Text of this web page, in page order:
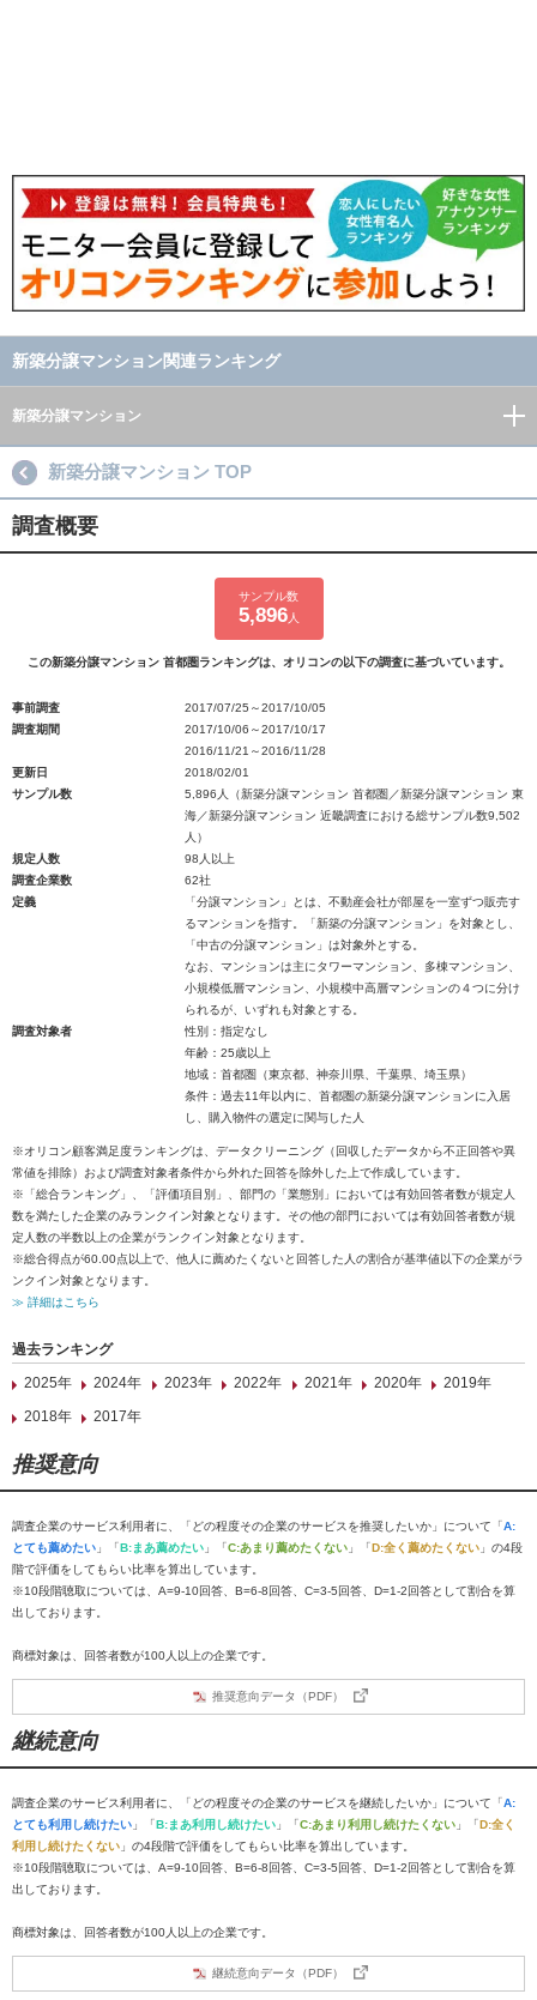
新築分譲マンション関連ランキング
新築分譲マンション
新築分譲マンション TOP
調査概要
サンプル数
5,896人
この新築分譲マンション 首都圏ランキングは、オリコンの以下の調査に基づいています。
事前調査
2017/07/25～2017/10/05
調査期間
2017/10/06～2017/10/17
2016/11/21～2016/11/28
更新日
2018/02/01
サンプル数
5,896人（新築分譲マンション 首都圏／新築分譲マンション 東
海／新築分譲マンション 近畿調査における総サンプル数9,502
人）
規定人数
98人以上
調査企業数
62社
定義
「分譲マンション」とは、不動産会社が部屋を一室ずつ販売す
るマンションを指す。「新築の分譲マンション」を対象とし、
「中古の分譲マンション」は対象外とする。
なお、マンションは主にタワーマンション、多棟マンション、
小規模低層マンション、小規模中高層マンションの４つに分け
られるが、いずれも対象とする。
調査対象者
性別：指定なし
年齢：25歳以上
地域：首都圏（東京都、神奈川県、千葉県、埼玉県）
条件：過去11年以内に、首都圏の新築分譲マンションに入居
し、購入物件の選定に関与した人
※オリコン顧客満足度ランキングは、データクリーニング（回収したデータから不正回答や異
常値を排除）および調査対象者条件から外れた回答を除外した上で作成しています。
※「総合ランキング」、「評価項目別」、部門の「業態別」においては有効回答者数が規定人
数を満たした企業のみランクイン対象となります。その他の部門においては有効回答者数が規
定人数の半数以上の企業がランクイン対象となります。
※総合得点が60.00点以上で、他人に薦めたくないと回答した人の割合が基準値以下の企業がラ
ンクイン対象となります。
≫ 詳細はこちら
過去ランキング
2025年
2024年 2023年 2022年 2021年 2020年
2019年
2018年
2017年
推奨意向
調査企業のサービス利用者に、「どの程度その企業のサービスを推奨したいか」について「A:
とても薦めたい 」「B:まあ薦めたい 」「C:あまり薦めたくない 」「D:全く薦めたくない 」の4段
階で評価をしてもらい比率を算出しています。
※10段階聴取については、A=9-10回答、B=6-8回答、C=3-5回答、D=1-2回答として割合を算
出しております。
商標対象は、回答者数が100人以上の企業です。
推奨意向データ（PDF）
継続意向
調査企業のサービス利用者に、「どの程度その企業のサービスを継続したいか」について「A:
とても利用し続けたい 」「B:まあ利用し続けたい 」「C:あまり利用し続けたくない 」「D:全く
利用し続けたくない 」の4段階で評価をしてもらい比率を算出しています。
※10段階聴取については、A=9-10回答、B=6-8回答、C=3-5回答、D=1-2回答として割合を算
出しております。
商標対象は、回答者数が100人以上の企業です。
継続意向データ（PDF）